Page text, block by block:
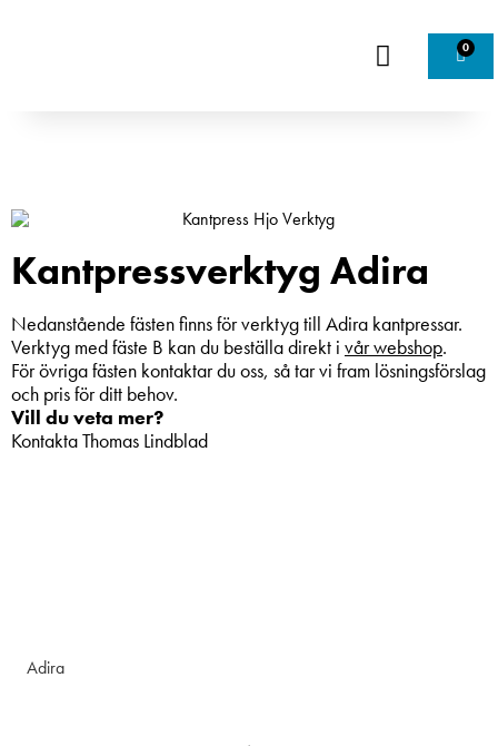
0
Kantpressverktyg Adira
Nedanstående fästen finns för verktyg till Adira kantpressar.
Verktyg med fäste B kan du beställa direkt i vår webshop.
För övriga fästen kontaktar du oss, så tar vi fram lösningsförslag
och pris för ditt behov.
Vill du veta mer?
Kontakta Thomas Lindblad
Adira